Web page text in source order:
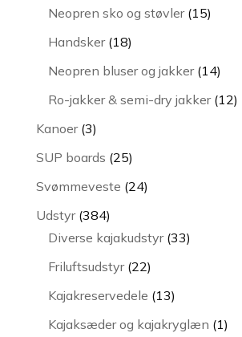
varer
Neopren sko og støvler 1515
Handsker 1818
Neopren bluser og jakker 1414
varer
Ro-jakker & semi-dry jakker 1212
Kanoer 33
varer
SUP boards 2525
varer
Svømmeveste 2424
Udstyr 384384
varer
Diverse kajakudstyr 3333
Friluftsudstyr 2222
varer
Kajakreservedele 1313
varer
Kajaksæder og kajakryglæn 11